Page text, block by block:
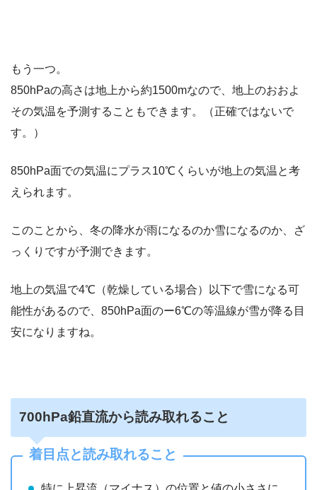
もう一つ。
850hPaの高さは地上から約1500mなので、地上のおおよ
その気温を予測することもできます。（正確ではないで
す。）
850hPa面での気温にプラス10℃くらいが地上の気温と考
えられます。
このことから、冬の降水が雨になるのか雪になるのか、ざ
っくりですが予測できます。
地上の気温で4℃（乾燥している場合）以下で雪になる可
能性があるので、850hPa面のー6℃の等温線が雪が降る目
安になりますね。
700hPa鉛直流から読み取れること
着目点と読み取れること